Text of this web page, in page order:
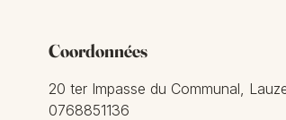
Coordonnées
20 ter Impasse du Communal,
0768851136